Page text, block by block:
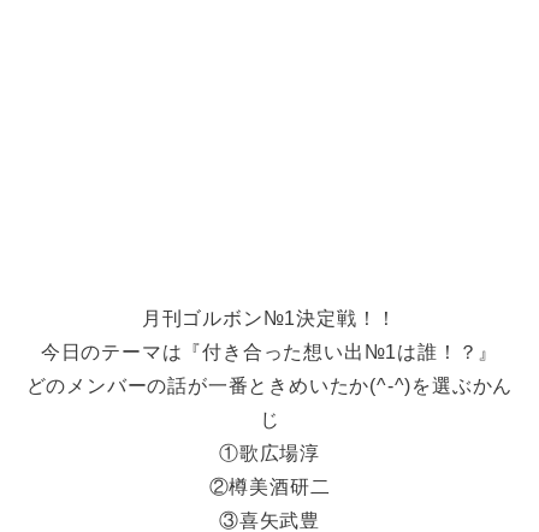
月刊ゴルボン№1決定戦！！
今日のテーマは『付き合った想い出№1は誰！？』
どのメンバーの話が一番ときめいたか(^-^)を選ぶかん
じ
①歌広場淳
②樽美酒研二
③喜矢武豊